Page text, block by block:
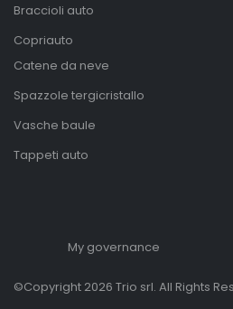
Braccioli auto
Copriauto
Catene da neve
Spazzole tergicristallo
Vasche baule
Tappeti auto
My governance
©Copyright 2026 Trio srl. All Rights